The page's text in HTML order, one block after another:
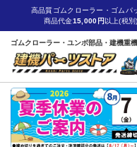
高品質ゴムクローラー・ゴムパ
商品代金15,000円 以上(税
ゴムクローラー・ユンボ部品・建機重